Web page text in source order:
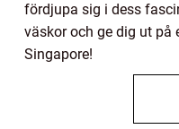
fördjupa sig i dess
väskor och ge dig ut på
Singapore!